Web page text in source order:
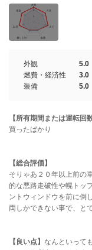
外観 5.0
燃費・経済性
3.0
装備
5.0
【所有期間または運転回数
買ったばかり
【総合評価】
そりゃあ２０年以上前の
的な悪路走破性や幌トッ
ントウィンドウを前に倒
両しかできない事で、と
【良い点】 なんといって